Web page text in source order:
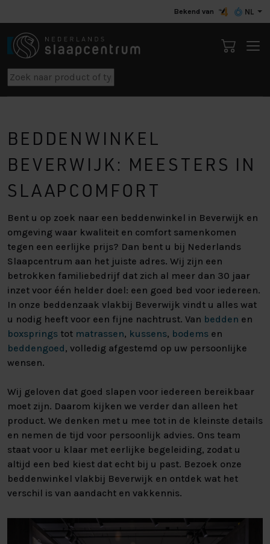
Bekend van NL
BEDDENWINKEL
BEVERWIJK: MEESTERS IN
SLAAPCOMFORT
Bent u op zoek naar een beddenwinkel in Beverwijk en
omgeving waar kwaliteit en comfort samenkomen
tegen een eerlijke prijs? Dan bent u bij Nederlands
Slaapcentrum aan het juiste adres. Wij zijn een
betrokken familiebedrijf dat zich al meer dan 30 jaar
inzet voor één helder doel: een goed bed voor iedereen.
In onze beddenzaak vlakbij Beverwijk vindt u alles wat
u nodig heeft voor een fijne nachtrust. Van bedden en
boxsprings tot matrassen, kussens, bodems en
beddengoed, volledig afgestemd op uw persoonlijke
wensen.
Wij geloven dat goed slapen voor iedereen bereikbaar
moet zijn. Daarom kijken we verder dan alleen het
product. We denken met u mee tot in de kleinste details
en nemen de tijd voor persoonlijk advies. Ons team
staat voor u klaar met eerlijke begeleiding, zodat u
altijd een bed kiest dat echt bij u past. Bezoek onze
beddenwinkel vlakbij Beverwijk en ontdek wat het
verschil is van aandacht en vakkennis.